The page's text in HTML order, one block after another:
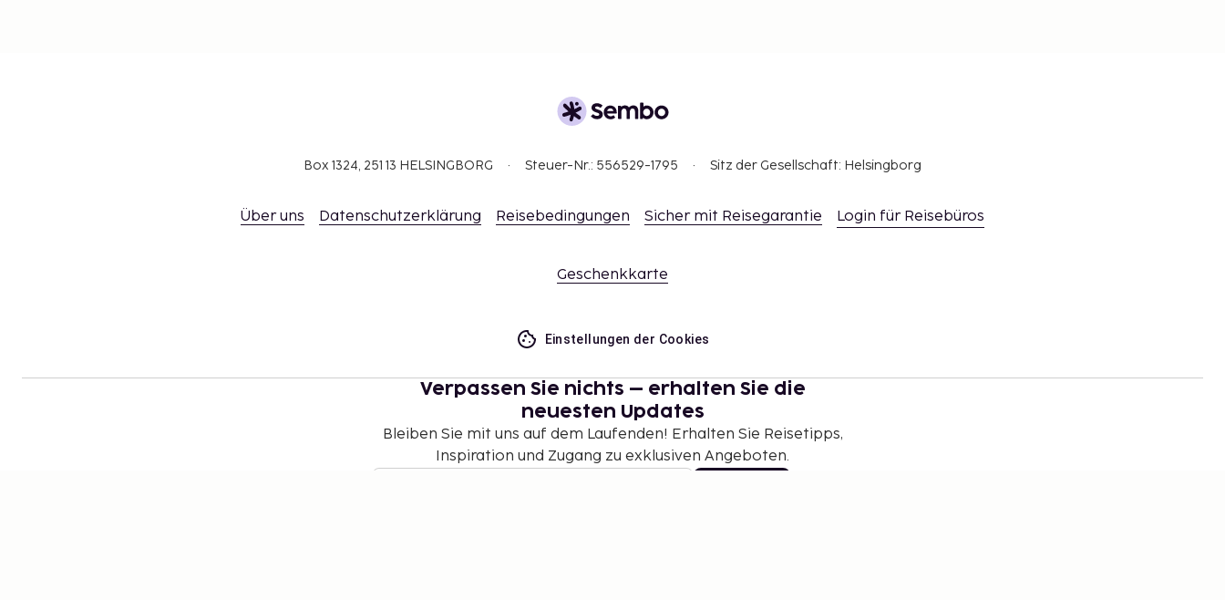
Box 1324, 251 13 HELSINGBORG Steuer-Nr.: 556529-1795 Sitz der Gesellschaft: Helsingborg
Über uns Datenschutzerklärung Reisebedingungen Sicher mit Reisegarantie Login für Reisebüros
Geschenkkarte
Einstellungen der Cookies
Verpassen Sie nichts – erhalten Sie die
neuesten Updates
Bleiben Sie mit uns auf dem Laufenden! Erhalten Sie Reisetipps,
Inspiration und Zugang zu exklusiven Angeboten.